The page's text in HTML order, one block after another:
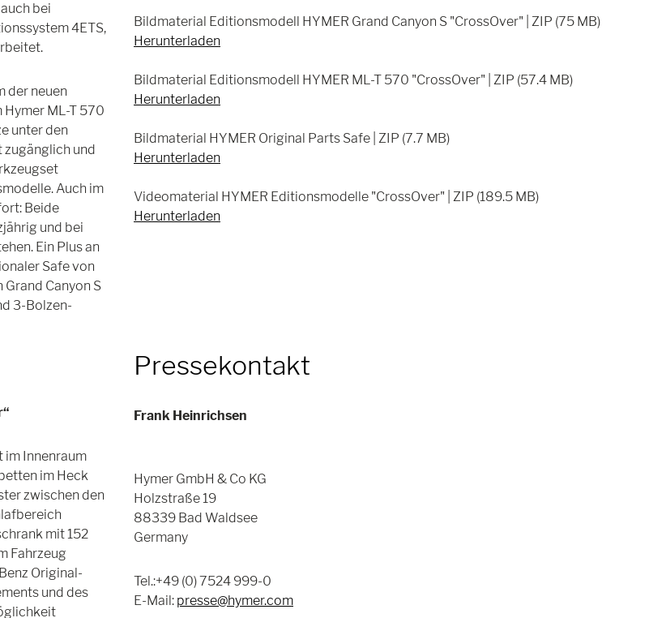
bei
4ETS,
der neuen
ML-T 570
unter den
zugänglich und
Auch im
Beide
und bei
Ein Plus an
Safe von
Canyon S
3-Bolzen-
Innenraum
im Heck
zwischen den
mit 152
Fahrzeug
Original-
und des
Bildmaterial Editionsmodell HYMER Grand Canyon S "CrossOver" | ZIP (75 MB)
Herunterladen
Bildmaterial Editionsmodell HYMER ML-T 570 "CrossOver" | ZIP (57.4 MB)
Herunterladen
Bildmaterial HYMER Original Parts Safe | ZIP (7.7 MB)
Herunterladen
Videomaterial HYMER Editionsmodelle "CrossOver" | ZIP (189.5 MB)
Herunterladen
Pressekontakt
Frank Heinrichsen
Hymer GmbH & Co KG
Holzstraße 19
88339 Bad Waldsee
Germany
Tel.:+49 (0) 7524 999-0
E-Mail: presse@hymer.com